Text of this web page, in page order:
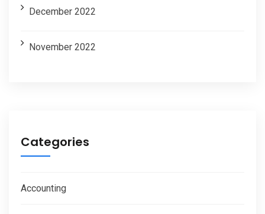
December 2022
November 2022
Categories
Accounting